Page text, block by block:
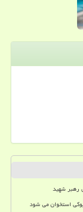
رهبر شهید
استخوان می شود